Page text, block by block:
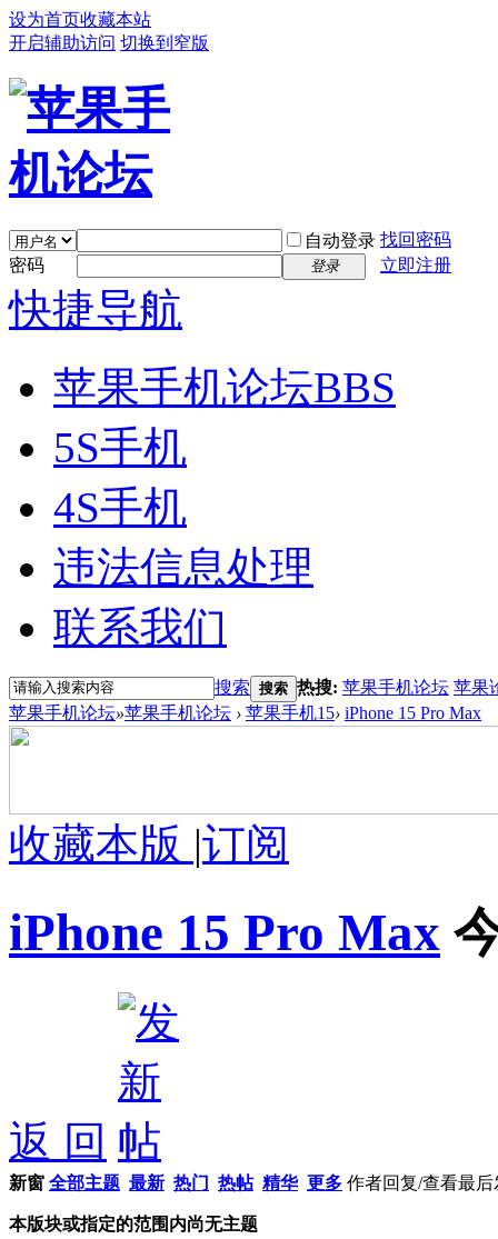
设为首页收藏本站
开启辅助访问 切换到窄版
自动登录 找回密码
密码
登录 立即注册
快捷导航
苹果手机论坛BBS
5S手机
4S手机
违法信息处理
联系我们
搜索 搜索 热搜: 苹果手机论坛 苹果
苹果手机论坛»苹果手机论坛 › 苹果手机15› iPhone 15 Pro Max
收藏本版 |订阅
iPhone 15 Pro Max
返 回
新窗 全部主题 最新 热门 热帖 精华 更多 作者回复/查看最后
本版块或指定的范围内尚无主题